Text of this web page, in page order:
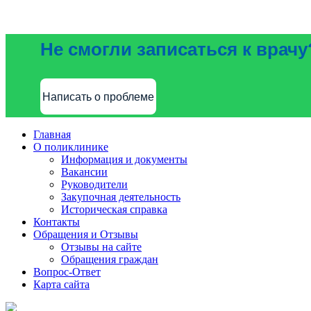
Не смогли записаться к
Написать о проблеме
Главная
О поликлинике
Информация и документы
Вакансии
Руководители
Закупочная деятельность
Историческая справка
Контакты
Обращения и Отзывы
Отзывы на сайте
Обращения граждан
Вопрос-Ответ
Карта сайта